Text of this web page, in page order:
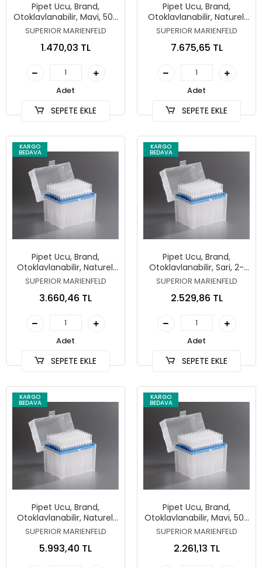
Pipet Ucu, Brand,
Otoklavlanabilir, Mavi, 50-
1000 µl
SUPERIOR MARIENFELD
1.470,03 TL
Adet
SEPETE EKLE
Pipet Ucu, Brand,
Otoklavlanabilir, Naturel,
1-10 ml
SUPERIOR MARIENFELD
7.675,65 TL
Adet
SEPETE EKLE
KARGO
BEDAVA
Pipet Ucu, Brand,
Otoklavlanabilir, Naturel,
5-300 µl
SUPERIOR MARIENFELD
3.660,46 TL
Adet
SEPETE EKLE
KARGO
BEDAVA
Pipet Ucu, Brand,
Otoklavlanabilir, Sari, 2-
200 µl
SUPERIOR MARIENFELD
2.529,86 TL
Adet
SEPETE EKLE
KARGO
BEDAVA
Pipet Ucu, Brand,
Otoklavlanabilir, Naturel,
1-50 µl
SUPERIOR MARIENFELD
5.993,40 TL
KARGO
BEDAVA
Pipet Ucu, Brand,
Otoklavlanabilir, Mavi, 50-
1000 µl
SUPERIOR MARIENFELD
2.261,13 TL